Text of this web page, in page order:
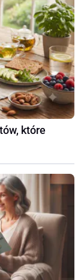
które